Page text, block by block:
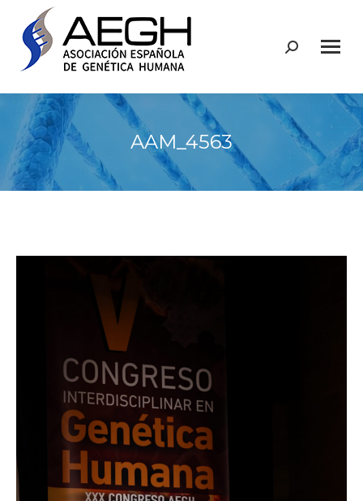
Buscar:
AAM_4563